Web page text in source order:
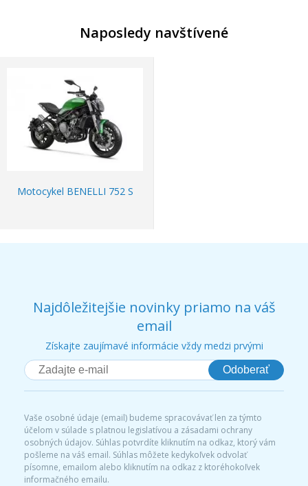
Naposledy navštívené
Motocykel BENELLI 752 S
Najdôležitejšie novinky priamo na váš
email
Získajte zaujímavé informácie vždy medzi prvými
Odoberať
Vaše osobné údaje (email) budeme spracovávať len za týmto
účelom v súlade s platnou legislatívou a zásadami ochrany
osobných údajov. Súhlas potvrdíte kliknutím na odkaz, ktorý vám
pošleme na váš email. Súhlas môžete kedykoľvek odvolať
písomne, emailom alebo kliknutím na odkaz z ktoréhokoľvek
informačného emailu.